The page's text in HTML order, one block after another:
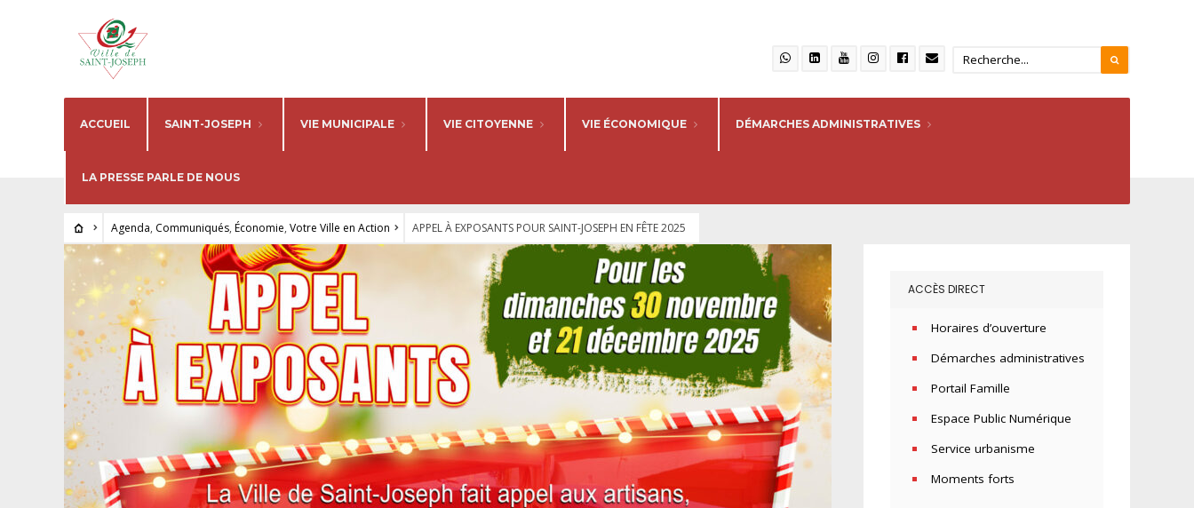
ACCUEIL SAINT-JOSEPH VIE MUNICIPALE VIE CITOYENNE VIE ÉCONOMIQUE DÉMARCHES ADMINISTRATIVES
LA PRESSE PARLE DE NOUS
Agenda, Communiqués, Économie, Votre Ville en Action APPEL À EXPOSANTS POUR SAINT-JOSEPH EN FÊTE 2025
ACCÈS DIRECT
Horaires d’ouverture
Démarches administratives
Portail Famille
Espace Public Numérique
Service urbanisme
Moments forts